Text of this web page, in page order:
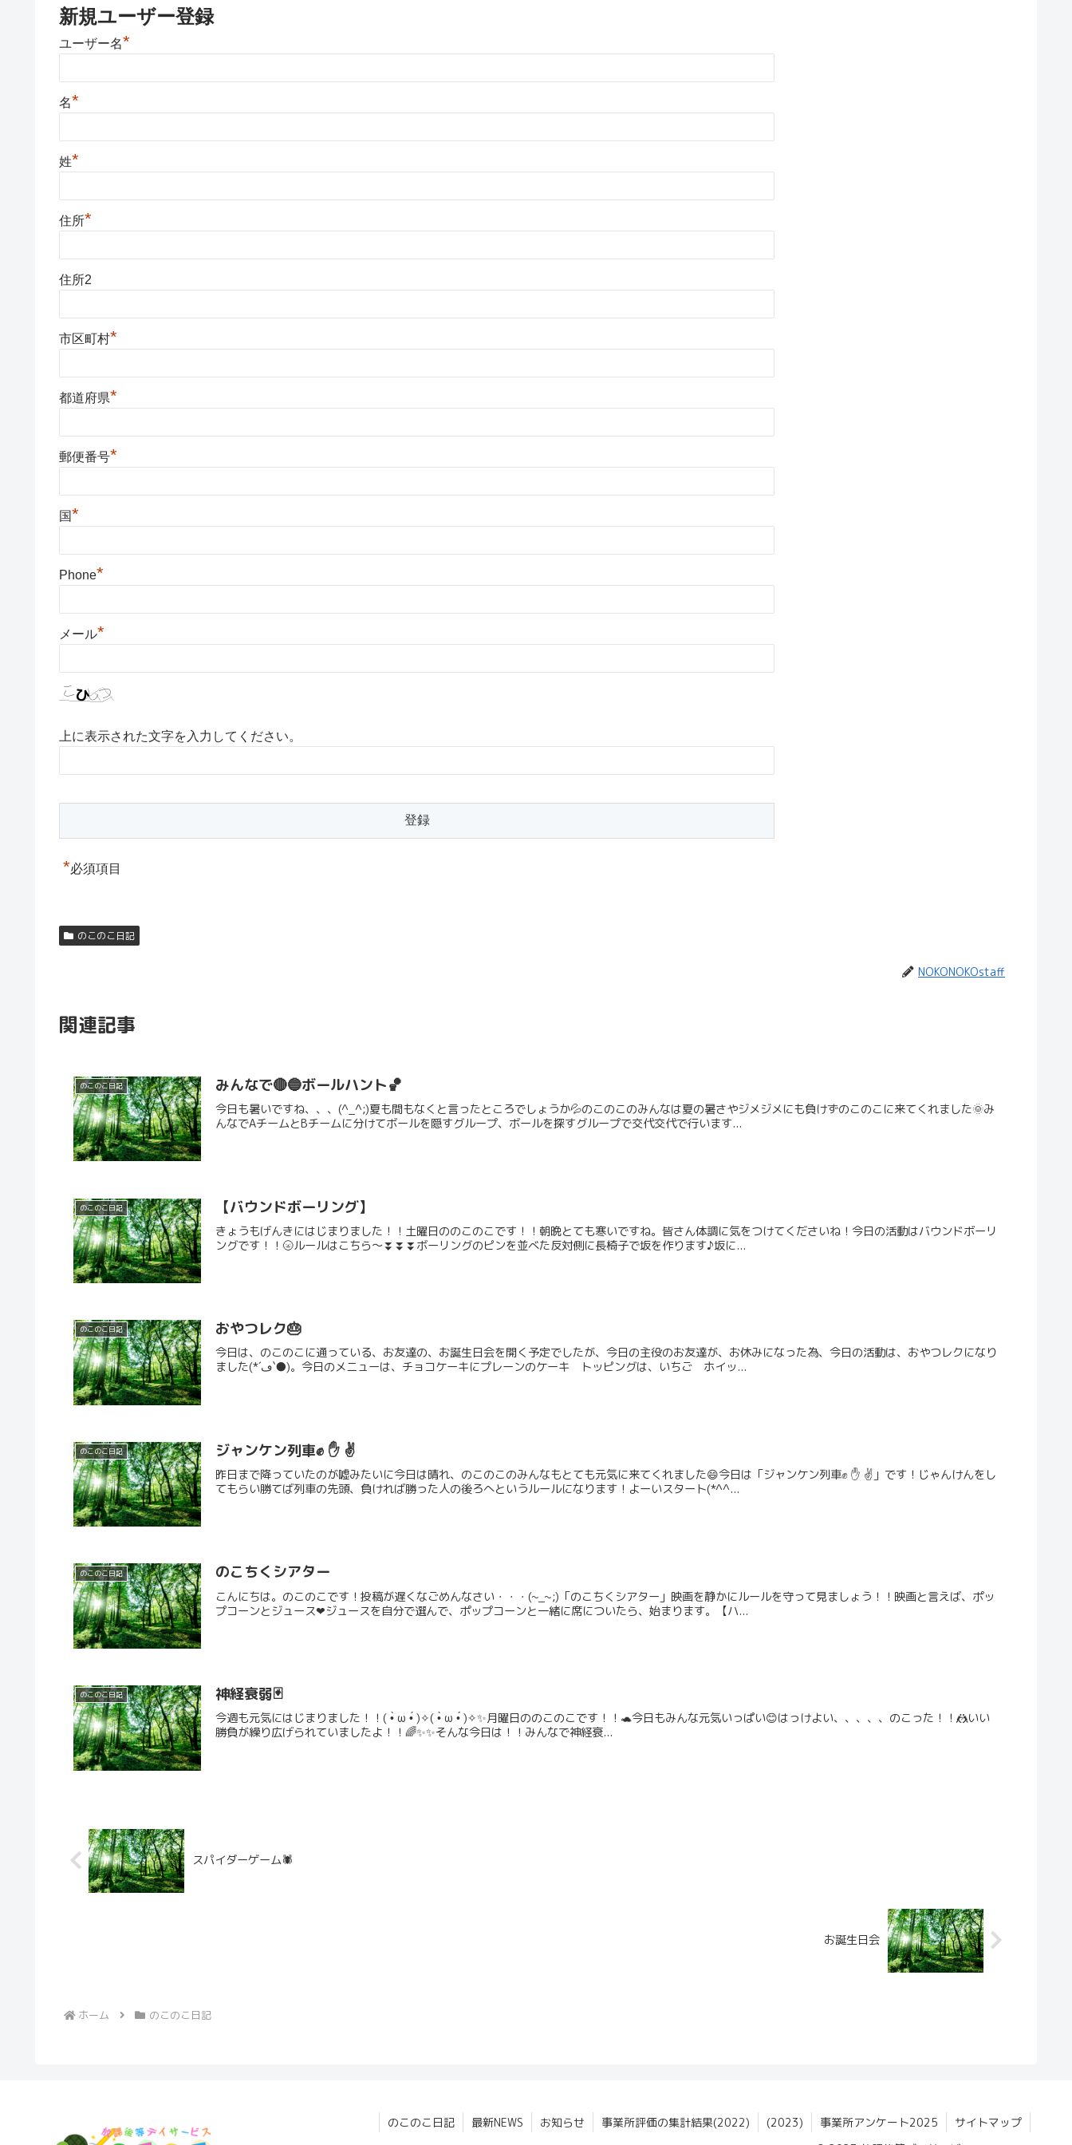
新規ユーザー登録
ユーザー名*
名*
姓*
住所*
住所2
市区町村*
都道府県*
郵便番号*
国*
Phone*
メール*
上に表示された文字を入力してください。
*必須項目
のこのこ日記
NOKONOKOstaff
関連記事
のこのこ日記 みんなで🔴🔵ボールハント🏀
今日も暑いですね、、、(^_^;)夏も間もなくと言ったところでしょうか💦のこのこのみんなは夏の暑さやジメジメにも負けずのこのこに来てくれました🌞み
んなでAチームとBチームに分けてボールを隠すグループ、ボールを探すグループで交代交代で行います...
のこのこ日記 【バウンドボーリング】
きょうもげんきにはじまりました！！土曜日ののこのこです！！朝晩とても寒いですね。皆さん体調に気をつけてくださいね！今日の活動はバウンドボーリ
ングです！！🌝ルールはこちら～⏬️⏬️⏬️ボーリングのピンを並べた反対側に長椅子で坂を作ります♪坂に...
のこのこ日記 おやつレク🎂
今日は、のこのこに通っている、お友達の、お誕生日会を開く予定でしたが、今日の主役のお友達が、お休みになった為、今日の活動は、おやつレクになり
ました(*´ڡ`●)。今日のメニューは、チョコケーキにプレーンのケーキ トッピングは、いちご ホイッ...
のこのこ日記 ジャンケン列車✊ ✋ ✌
昨日まで降っていたのが嘘みたいに今日は晴れ、のこのこのみんなもとても元気に来てくれました😄今日は「ジャンケン列車✊ ✋ ✌」です！じゃんけんをし
てもらい勝てば列車の先頭、負ければ勝った人の後ろへというルールになります！よーいスタート(*^^...
のこのこ日記 のこちくシアター
こんにちは。のこのこです！投稿が遅くなごめんなさい・・・(~_~;)「のこちくシアター」映画を静かにルールを守って見ましょう！！映画と言えば、ポッ
プコーンとジュース❤ジュースを自分で選んで、ポップコーンと一緒に席についたら、始まります。【ハ...
のこのこ日記 神経衰弱🃏
今週も元気にはじまりました！！( •̀ ω •́ )✧( •̀ ω •́ )✧✨月曜日ののこのこです！！🐢今日もみんな元気いっぱい😊はっけよい、、、、、のこった！！🤼いい
勝負が繰り広げられていましたよ！！🌈✨✨そんな今日は！！みんなで神経衰...
スパイダーゲーム🕷️
お誕生日会
ホーム のこのこ日記
のこのこ日記 最新NEWS お知らせ 事業所評価の集計結果(2022) (2023) 事業所アンケート2025
サイトマップ